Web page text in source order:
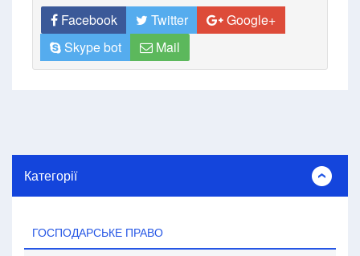
Facebook Twitter
Google+
Skype bot
Mail
Категорії
ГОСПОДАРСЬКЕ ПРАВО